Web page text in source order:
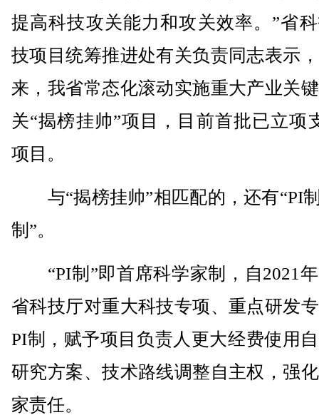
提高科技攻关能力和攻关效率。”省
技项目统筹推进处有关负责同志表示
来，我省常态化滚动实施重大产业关
关“揭榜挂帅”项目，目前首批已立项
项目。
与“揭榜挂帅”相匹配的，还有“PI
制”。
“PI制”即首席科学家制，自2021
省科技厅对重大科技专项、重点研发
PI制，赋予项目负责人更大经费使用
研究方案、技术路线调整自主权，强
家责任。